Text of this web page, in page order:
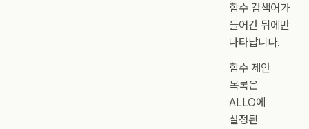
함수 검색어가
들어간 뒤에만
나타납니다.
함수 제안
목록은
ALLO에
설정된